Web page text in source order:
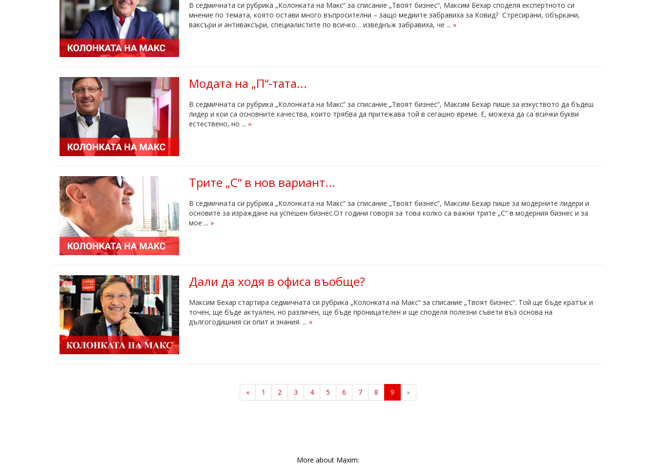
В седмичната си рубрика „Колонката на Макс“ за списание „Твоят бизнес“, Максим Бехар споделя експертното си
мнение по темата, която остави много въпросителни – защо медиите забравиха за Ковид? Стресирани, объркани,
ваксъри и антиваксъри, специалистите по всичко… изведнъж забравиха, че ... »
Модата на „П“-тата...
В седмичната си рубрика „Колонката на Макс“ за списание „Твоят бизнес“, Максим Бехар пише за изкуството да бъдеш
лидер и кои са основните качества, които трябва да притежава той в сегашно време. Е, можеха да са всички букви
естествено, но ... »
Трите „С“ в нов вариант...
В седмичната си рубрика „Колонката на Макс“ за списание „Твоят бизнес“, Максим Бехар пише за модерните лидери и
основите за израждане на успешен бизнес.От години говоря за това колко са важни трите „С“ в модерния бизнес и за
мое ... »
Дали да ходя в офиса въобще?
Максим Бехар стартира седмичната си рубрика „Колонката на Макс“ за списание „Твоят бизнес“. Той ще бъде кратък и
точен, ще бъде актуален, но различен, ще бъде проницателен и ще споделя полезни съвети въз основа на
дългогодишния си опит и знания. ... »
« 1 2 3 4 5 6 7 8 9 »
More about Maxim: